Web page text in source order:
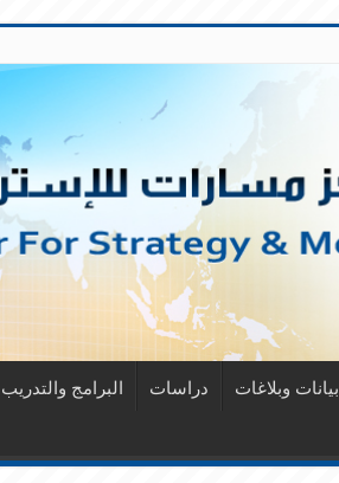
بيانات وبلاغات دراسات البرامج والتدريب